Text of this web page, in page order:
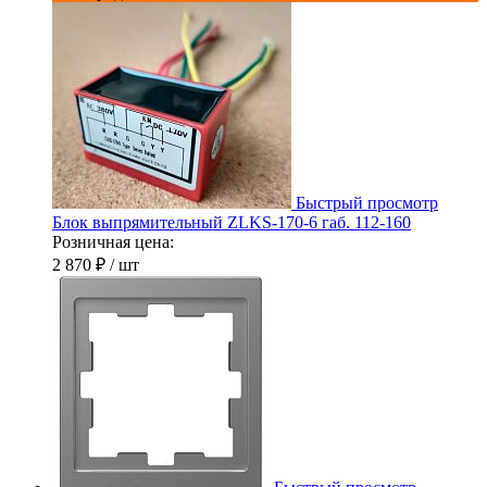
Быстрый просмотр
Блок выпрямительный ZLKS-170-6 габ. 112-160
Розничная цена:
2 870 ₽ / шт